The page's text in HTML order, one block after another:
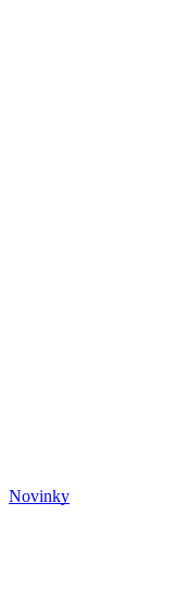
Novinky